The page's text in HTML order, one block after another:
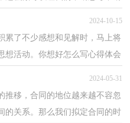
2024-10-15
累了不少感想和见解时，马上将
想活动。你想好怎么写心得体会
课堂心得体会通...
2024-05-31
推移，合同的地位越来越不容忽
的关系。那么我们拟定合同的时